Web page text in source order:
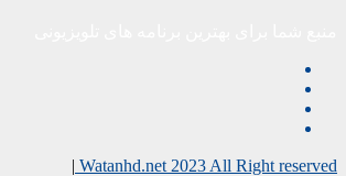
Watanhd.net 2023 All Right reserved
|